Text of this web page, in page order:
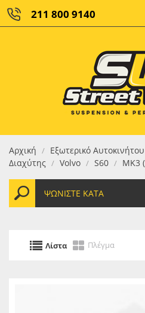
211 800 9140
Αρχική / Εξωτερικό Αυτοκινήτου
Διαχύτης / Volvo / S60 / MK3
ΨΩΝΊΣΤΕ ΚΑΤΆ
Λίστα Πλέγμα